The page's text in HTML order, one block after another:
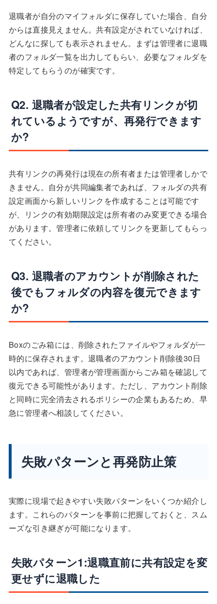
退職者が自分のマイフォルダに保存していた場合、自分
からは直接見えません。共有設定がされていなければ、
どんなに探しても表示されません。まずは管理者に退職
者のフォルダ一覧を出力してもらい、必要なフォルダを
特定してもらうのが確実です。
Q2. 退職者が設定した共有リンクが切
れているようですが、再発行できます
か?
共有リンクの再発行は現在の所有者または管理者しかで
きません。自分が共同編集者であれば、フォルダの共有
設定画面から新しいリンクを作成することは可能です
が、リンクの有効期限設定は所有者のみ変更できる場合
があります。管理者に依頼してリンクを更新してもらっ
てください。
Q3. 退職者のアカウントが削除された
後でもフォルダの内容を復元できます
か?
Boxのごみ箱には、削除されたファイルやフォルダが一
時的に保存されます。退職者のアカウント削除後30日
以内であれば、管理者が管理画面からごみ箱を確認して
復元できる可能性があります。ただし、アカウント削除
と同時に完全消去されるポリシーの企業もあるため、早
急に管理者へ相談してください。
失敗パターンと再発防止策
実際に現場で起きやすい失敗パターンをいくつか紹介し
ます。これらのパターンを事前に把握しておくと、スム
ーズな引き継ぎが可能になります。
失敗パターン1:退職直前に共有設定を変
更せずに退職した